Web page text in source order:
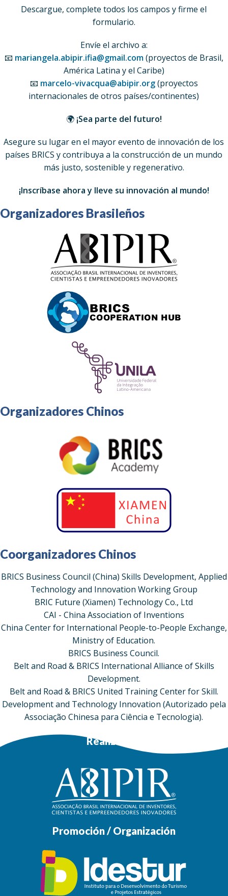
Descargue, complete todos los campos y firme el
formulario.
Envíe el archivo a:
📧 mariangela.abipir.ifia@gmail.com(proyectos de Brasil,
América Latina y el Caribe)
📧 marcelo-vivacqua@abipir.org(proyectos
internacionales de otros países/continentes)
🌍 ¡Sea parte del futuro!
Asegure su lugar en el mayor evento de innovación de los
países BRICS y contribuya a la construcción de un mundo
más justo, sostenible y regenerativo.
¡Inscríbase ahora y lleve su innovación al mundo!
Organizadores Brasileños
Organizadores Chinos
Coorganizadores Chinos
BRICS Business Council (China) Skills Development, Applied
Technology and Innovation Working Group
BRIC Future (Xiamen) Technology Co., Ltd
CAI - China Association of Inventions
China Center for International People-to-People Exchange,
Ministry of Education.
BRICS Business Council.
Belt and Road & BRICS International Alliance of Skills
Development.
Belt and Road & BRICS United Training Center for Skill.
Development and Technology Innovation (Autorizado pela
Associação Chinesa para Ciência e Tecnologia).
Realización
Promoción / Organización